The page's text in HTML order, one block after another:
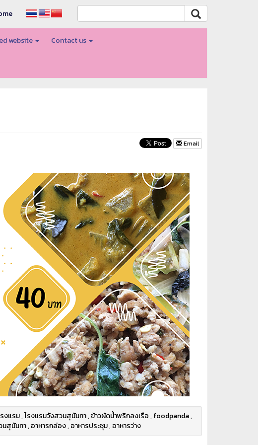
website Contact us
Email
งแรม,โรงแรมวังสวนสุนันทา,ข้าวผัดน้ำพริกลงเรือ,foodpanda,
นสุนันทา,อาหารกล่อง,อาหารประชุม,อาหารว่าง